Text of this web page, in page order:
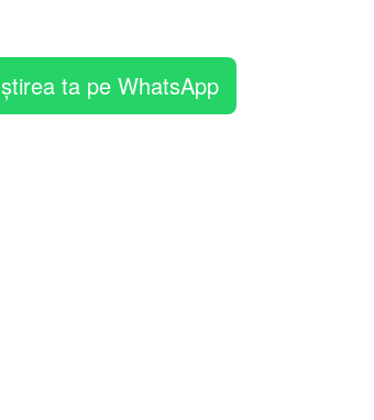
ta pe WhatsApp